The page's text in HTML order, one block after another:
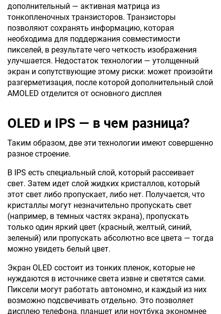
дополнительный — активная матрица из
тонкопленочных транзисторов. Транзисторы
позволяют сохранять информацию, которая
необходима для поддержания совместимости
пикселей, в результате чего четкость изображения
улучшается. Недостаток технологии — утолщенный
экран и сопутствующие этому риски: может произойти
разгерметизация, после которой дополнительный слой
AMOLED отделится от основного дисплея
OLED и IPS — в чем разница?
Таким образом, две эти технологии имеют совершенно
разное строение.
В IPS есть специальный слой, который рассеивает
свет. Затем идет слой жидких кристаллов, который
этот свет либо пропускает, либо нет. Получается, что
кристаллы могут незначительно пропускать свет
(например, в темных частях экрана), пропускать
только один яркий цвет (красный, желтый, синий,
зеленый) или пропускать абсолютно все цвета — тогда
можно увидеть белый цвет.
Экран OLED состоит из тонких пленок, которые не
нуждаются в источнике света извне и светятся сами.
Пиксели могут работать автономно, и каждый из них
возможно подсвечивать отдельно. Это позволяет
дисплею телефона, планшет или ноутбука экономнее